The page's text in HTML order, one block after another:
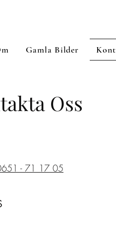
Gamla Bilder
Oss
- 71 17 05